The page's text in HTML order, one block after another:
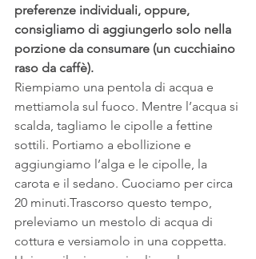
preferenze individuali, oppure,
consigliamo di aggiungerlo solo nella
porzione da consumare (un cucchiaino
raso da caffè).
Riempiamo una pentola di acqua e
mettiamola sul fuoco. Mentre l’acqua si
scalda, tagliamo le cipolle a fettine
sottili. Portiamo a ebollizione e
aggiungiamo l’alga e le cipolle, la
carota e il sedano. Cuociamo per circa
20 minuti.Trascorso questo tempo,
preleviamo un mestolo di acqua di
cottura e versiamolo in una coppetta.